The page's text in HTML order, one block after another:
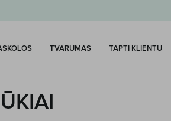
TVARUMAS TAPTI KLIENTU